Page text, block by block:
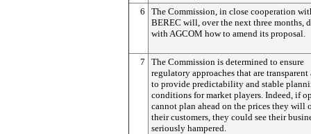
6
The Commission, in close cooperation
BEREC will, over the next three months,
with AGCOM how to amend its proposal.
7
The Commission is determined to ensure
regulatory approaches that are transparent
to provide predictability and stable
conditions for market players. Indeed, if
cannot plan ahead on the prices they will
their customers, they could see their
seriously hampered.